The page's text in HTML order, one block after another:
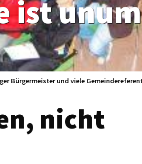
ist
Bürgermeister und viele
nicht